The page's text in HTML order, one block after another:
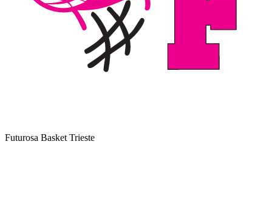
Futurosa Basket Trieste